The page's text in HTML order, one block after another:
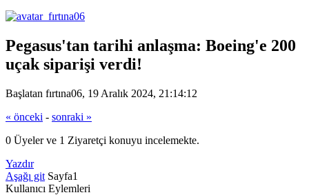
Pegasus'tan tarihi anlaşma: Boeing'e 200
uçak siparişi verdi!
Başlatan fırtına06, 19 Aralık 2024, 21:14:12
« önceki - sonraki »
0 Üyeler ve 1 Ziyaretçi konuyu incelemekte.
Yazdır
Aşağı git Sayfa1
Kullanıcı Eylemleri